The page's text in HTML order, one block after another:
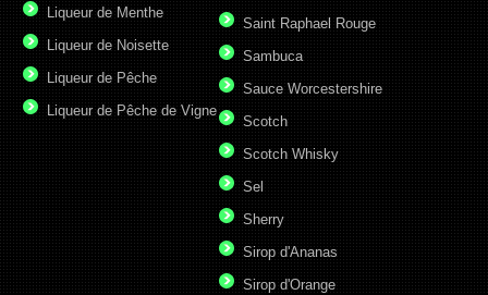
Liqueur de Menthe
Liqueur de Noisette
Liqueur de Pêche
Liqueur de Pêche de Vigne
Saint Raphael Rouge
Sambuca
Sauce Worcestershire
Scotch
Scotch Whisky
Sel
Sherry
Sirop d'Ananas
Sirop d'Orange